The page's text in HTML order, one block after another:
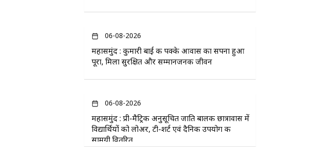
06-08-2026
महासमुंद : कुमारी बाई की पक्के आवास का सपना हुआ
पूरा, मिला सुरक्षित और सम्मानजनक जीवन
06-08-2026
महासमुंद : प्री-मैट्रिक अनुसूचित जाति बालक छात्रावास में
विद्यार्थियों को लोअर, टी-शर्ट एवं दैनिक उपयोग की
सामग्री वितरित